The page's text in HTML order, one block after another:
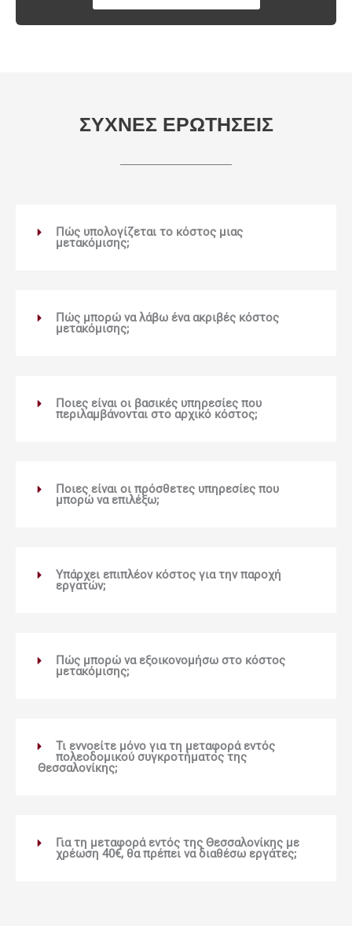
ΣΥΧΝΕΣ ΕΡΩΤΗΣΕΙΣ
Πώς υπολογίζεται το κόστος μιας
μετακόμισης;
Πώς μπορώ να λάβω ένα ακριβές κόστος
μετακόμισης;
Ποιες είναι οι βασικές υπηρεσίες που
περιλαμβάνονται στο αρχικό κόστος;
Ποιες είναι οι πρόσθετες υπηρεσίες που
μπορώ να επιλέξω;
Υπάρχει επιπλέον κόστος για την παροχή
εργατών;
Πώς μπορώ να εξοικονομήσω στο κόστος
μετακόμισης;
Τι εννοείτε μόνο για τη μεταφορά εντός
πολεοδομικού συγκροτήματος της
Θεσσαλονίκης;
Για τη μεταφορά εντός της Θεσσαλονίκης με
χρέωση 40€, θα πρέπει να διαθέσω εργάτες;